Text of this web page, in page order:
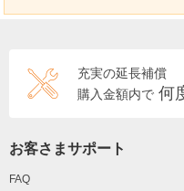
充実の延長補償
購入金額内で 何
お客さまサポート
FAQ